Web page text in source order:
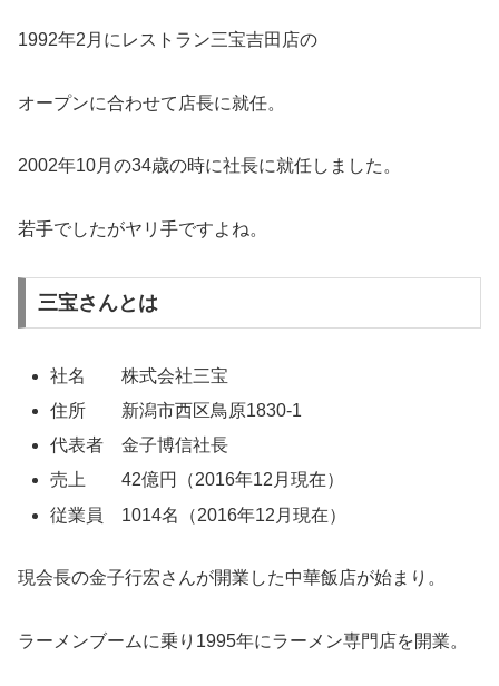
1992年2月にレストラン三宝吉田店の
オープンに合わせて店長に就任。
2002年10月の34歳の時に社長に就任しました。
若手でしたがヤリ手ですよね。
三宝さんとは
社名 株式会社三宝
住所 新潟市西区鳥原1830-1
代表者 金子博信社長
売上 42億円（2016年12月現在）
従業員 1014名（2016年12月現在）
現会長の金子行宏さんが開業した中華飯店が始まり。
ラーメンブームに乗り1995年にラーメン専門店を開業。